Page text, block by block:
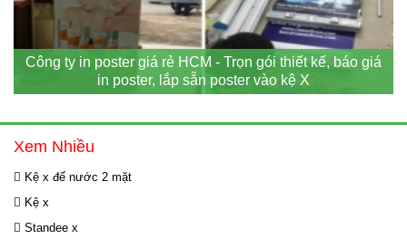
Công ty in poster giá rẻ HCM - Trọn gói thiết kế, báo giá
in poster, lắp sẵn poster vào kệ X
Xem Nhiều
Kệ x đế nước 2 mặt
Kệ x
Standee x